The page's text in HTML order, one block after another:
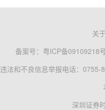
关
备案号： 粤ICP备09109218
违法和不良信息举报电话：0755-
深圳证券